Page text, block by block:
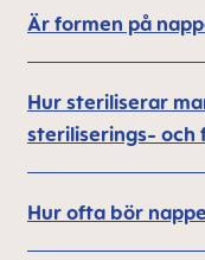
Är formen på
Hur steriliserar
steriliserings- och
Hur ofta bör